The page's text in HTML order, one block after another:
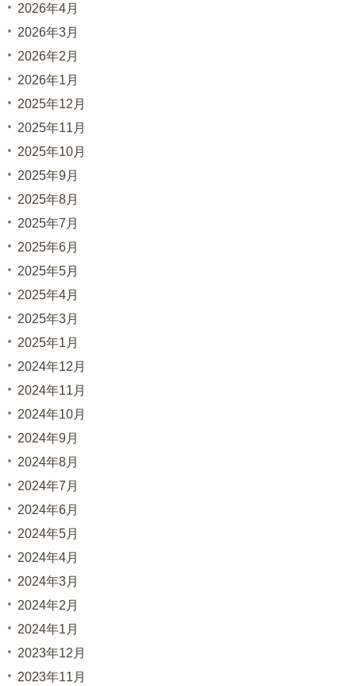
2026年4月
2026年3月
2026年2月
2026年1月
2025年12月
2025年11月
2025年10月
2025年9月
2025年8月
2025年7月
2025年6月
2025年5月
2025年4月
2025年3月
2025年1月
2024年12月
2024年11月
2024年10月
2024年9月
2024年8月
2024年7月
2024年6月
2024年5月
2024年4月
2024年3月
2024年2月
2024年1月
2023年12月
2023年11月